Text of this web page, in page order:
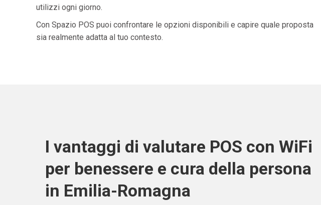
utilizzi ogni giorno.
Con Spazio POS puoi confrontare le opzioni disponibili e capire quale proposta
sia realmente adatta al tuo contesto.
I vantaggi di valutare POS con WiFi
per benessere e cura della persona
in Emilia-Romagna